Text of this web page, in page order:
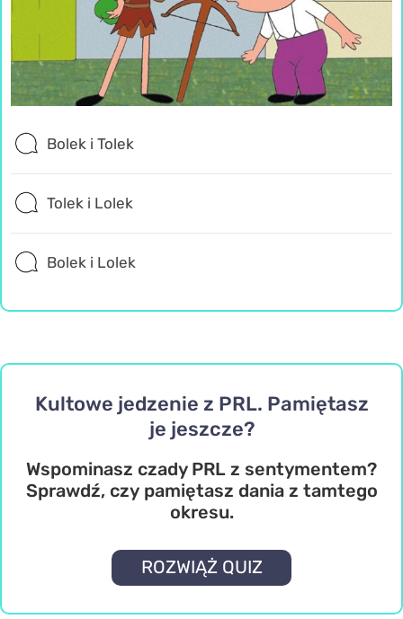
Bolek i Tolek
Tolek i Lolek
Bolek i Lolek
Kultowe jedzenie z PRL. Pamiętasz
je jeszcze?
Wspominasz czady PRL z sentymentem?
Sprawdź, czy pamiętasz dania z tamtego
okresu.
ROZWIĄŻ QUIZ